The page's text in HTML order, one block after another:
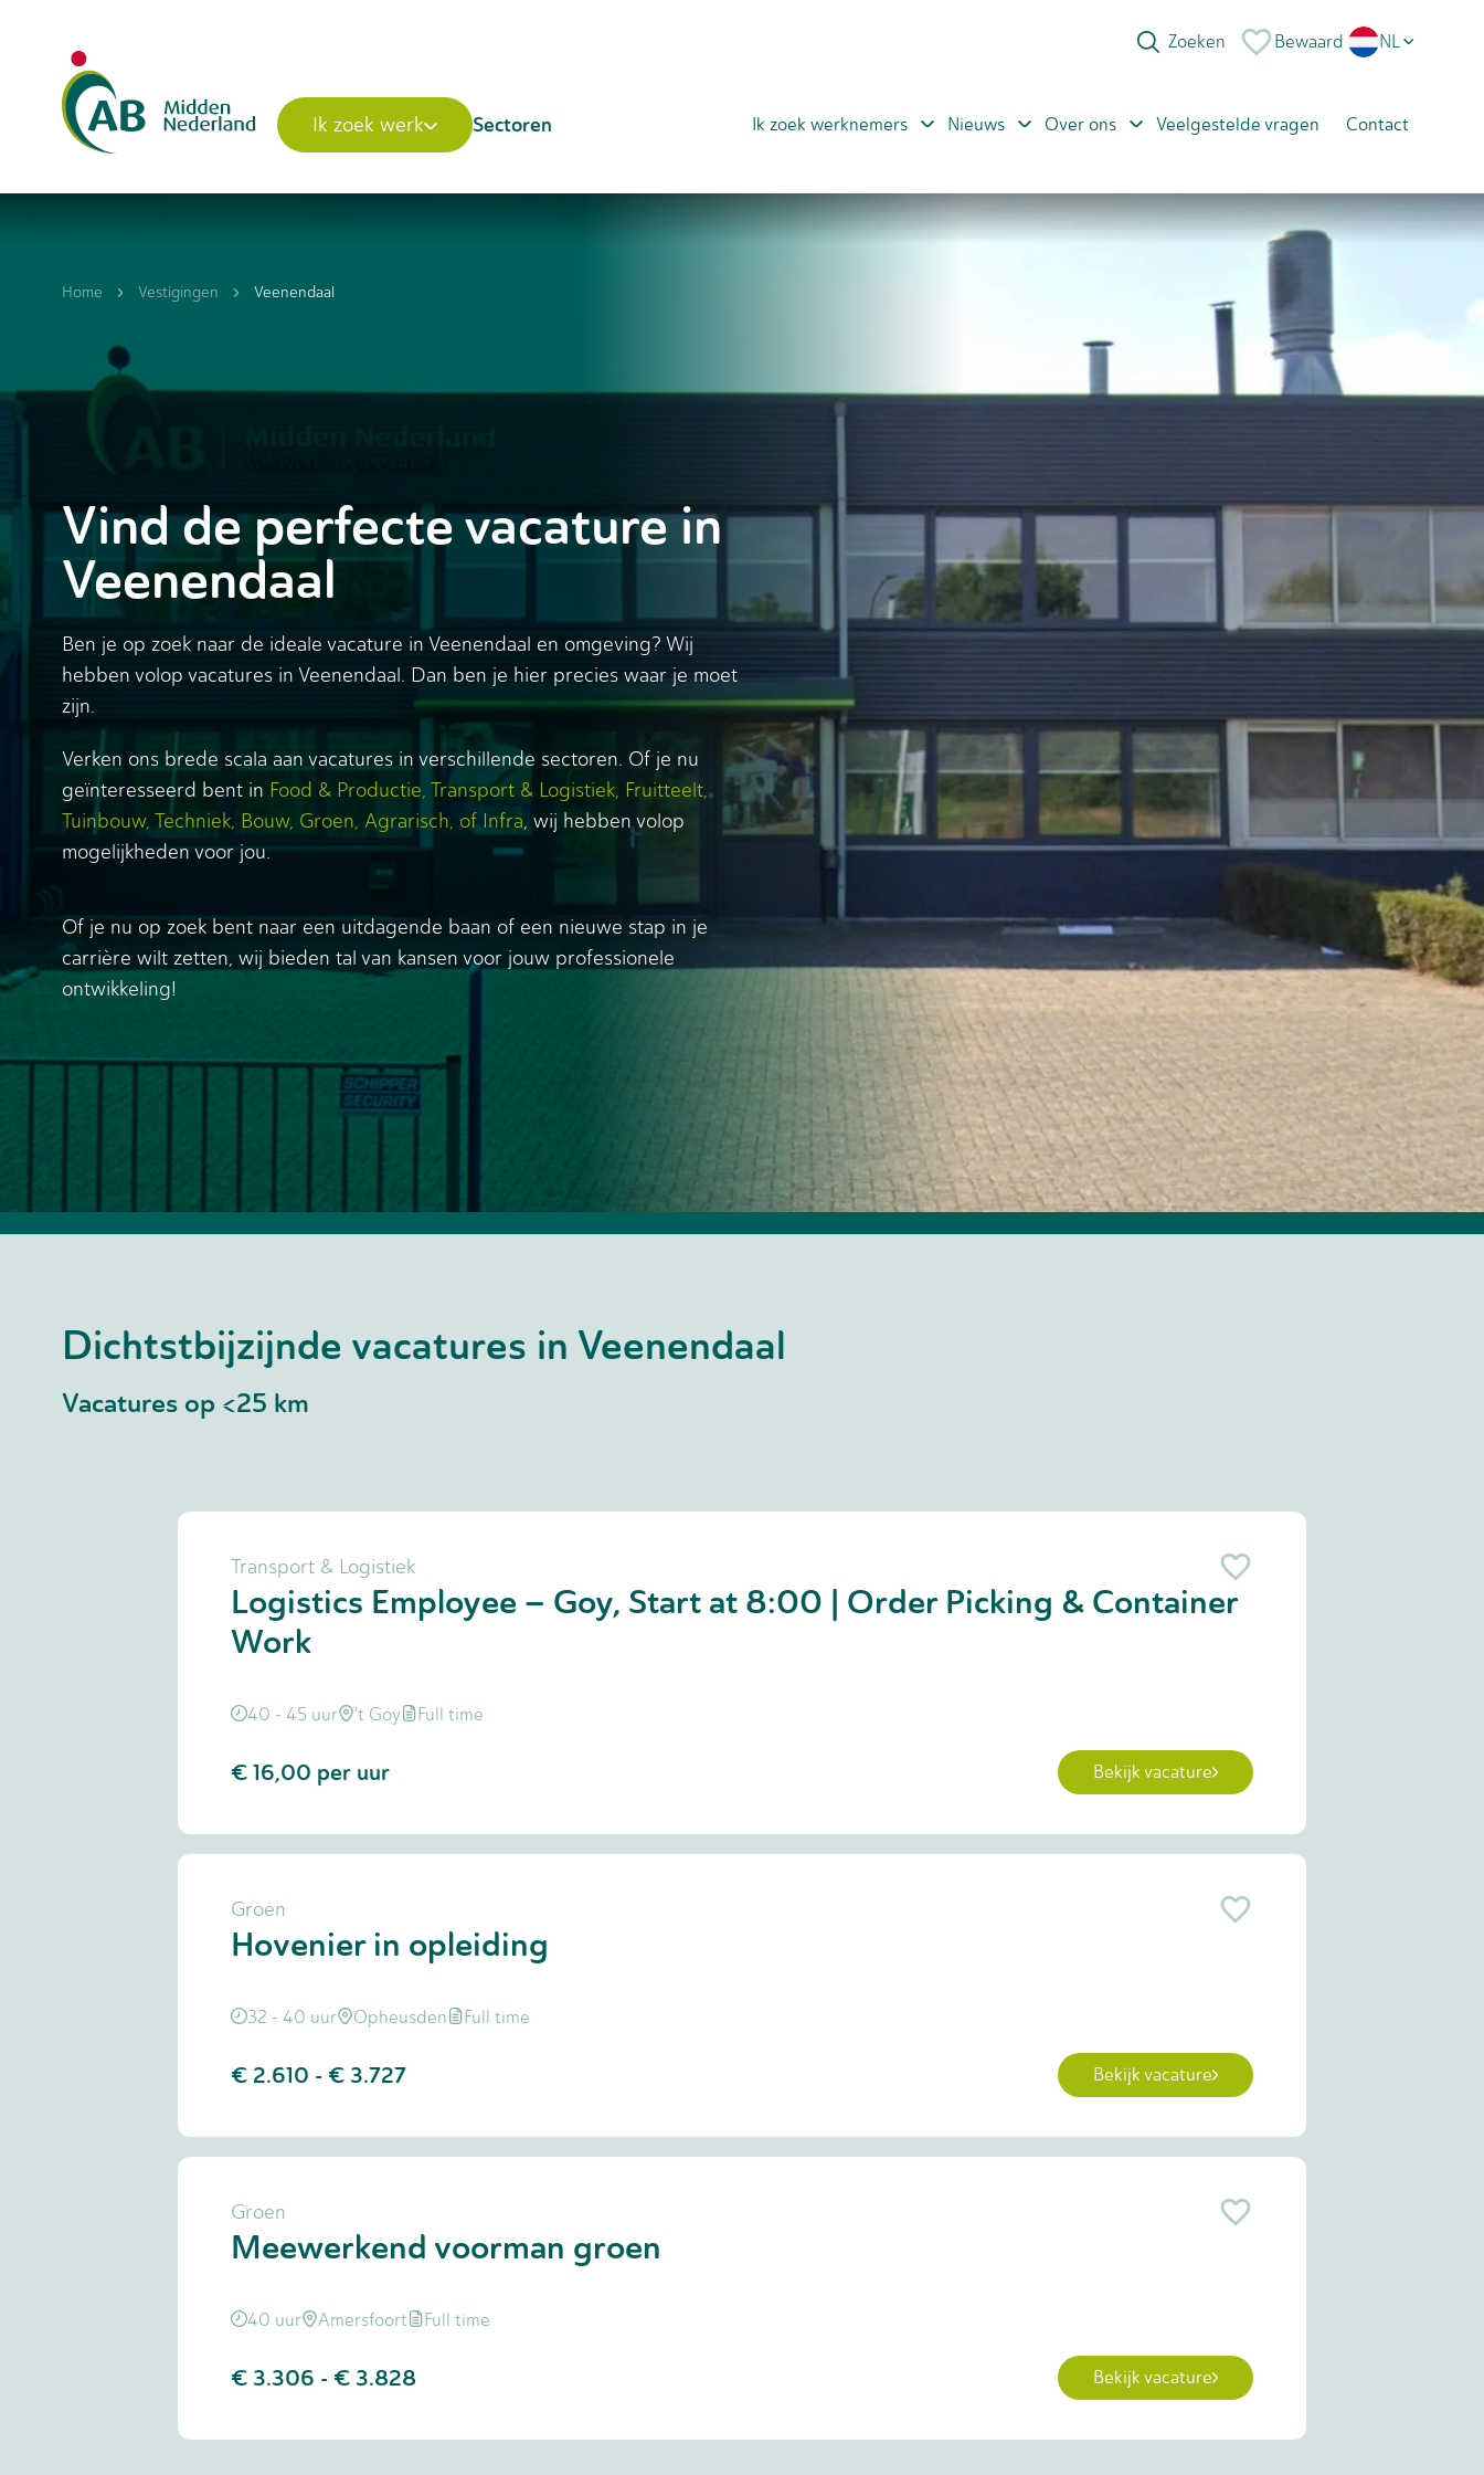
Bewaard NL
PL
Ik zoek werk Sectoren Ik zoek werknemers Nieuws Over ons Veelgestelde vragen Contact
Home Vestigingen Veenendaal
Vind de perfecte vacature in
Veenendaal
Ben je op zoek naar de ideale vacature in Veenendaal en omgeving? Wij
hebben volop vacatures in Veenendaal. Dan ben je hier precies waar je moet
zijn.
Verken ons brede scala aan vacatures in verschillende sectoren. Of je nu
geïnteresseerd bent in Food & Productie, Transport & Logistiek, Fruitteelt,
Tuinbouw, Techniek, Bouw, Groen, Agrarisch, of Infra, wij hebben volop
mogelijkheden voor jou.
Of je nu op zoek bent naar een uitdagende baan of een nieuwe stap in je
carrière wilt zetten, wij bieden tal van kansen voor jouw professionele
ontwikkeling!
Dichtstbijzijnde vacatures in Veenendaal
Vacatures op <25 km
Transport & Logistiek
Logistics Employee – Goy, Start at 8:00 | Order Picking & Container
Work
40 - 45 uur 't Goy Full time
€ 16,00 per uur Bekijk vacature
Groen
Hovenier in opleiding
32 - 40 uur Opheusden Full time
€ 2.610 - € 3.727 Bekijk vacature
Groen
Meewerkend voorman groen
40 uur Amersfoort Full time
€ 3.306 - € 3.828 Bekijk vacature